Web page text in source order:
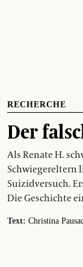
RECHERCHE
Der
Als Renate H.
Schwiegereltern
Suizidversuch.
Die Geschichte
Text: Christina